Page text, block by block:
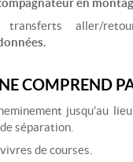
en
transferts aller/
COMPREND
jusqu’au
de séparation.
de courses.